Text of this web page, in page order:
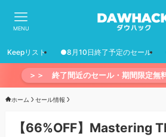
MENU
Keepリスト ●8月10日終了予定のセール
＞＞ 終了間近のセール・期間限定無
ホーム セール情報
【66%OFF】Mastering